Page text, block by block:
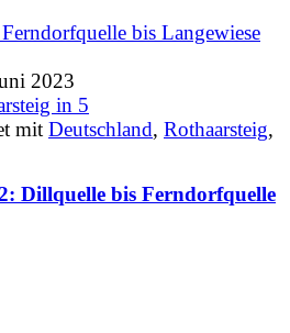
bis Langewiese
2023
in 5
mit Deutschland, Rothaarsteig,
Dillquelle bis Ferndorfquelle